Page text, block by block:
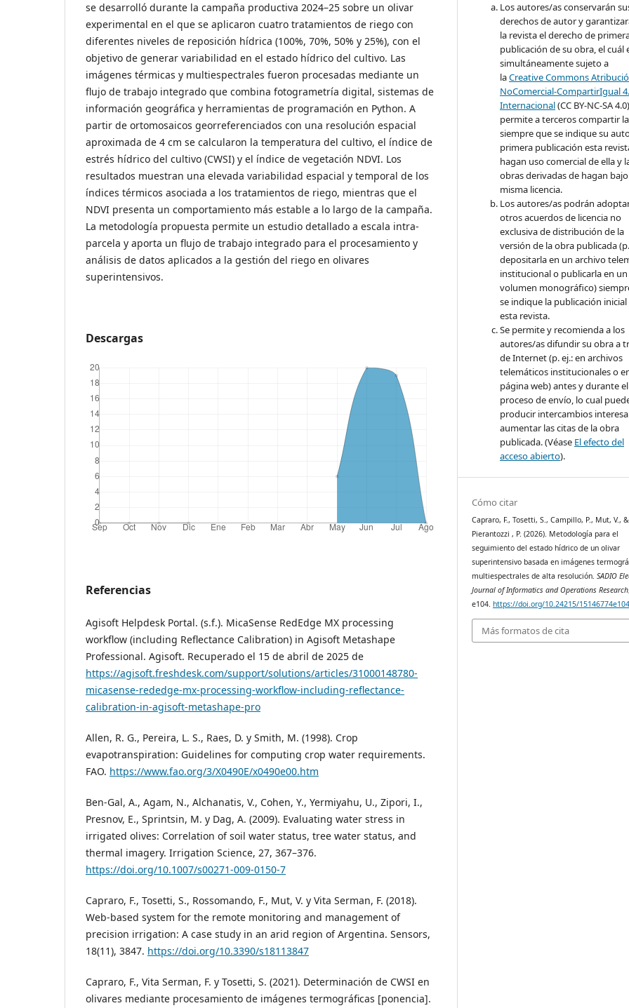
se desarrolló durante la campaña productiva 2024–25 sobre un olivar
experimental en el que se aplicaron cuatro tratamientos de riego con
diferentes niveles de reposición hídrica (100%, 70%, 50% y 25%), con el
objetivo de generar variabilidad en el estado hídrico del cultivo. Las
imágenes térmicas y multiespectrales fueron procesadas mediante un
flujo de trabajo integrado que combina fotogrametría digital, sistemas de
información geográfica y herramientas de programación en Python. A
partir de ortomosaicos georreferenciados con una resolución espacial
aproximada de 4 cm se calcularon la temperatura del cultivo, el índice de
estrés hídrico del cultivo (CWSI) y el índice de vegetación NDVI. Los
resultados muestran una elevada variabilidad espacial y temporal de los
índices térmicos asociada a los tratamientos de riego, mientras que el
NDVI presenta un comportamiento más estable a lo largo de la campaña.
La metodología propuesta permite un estudio detallado a escala intra-
parcela y aporta un flujo de trabajo integrado para el procesamiento y
análisis de datos aplicados a la gestión del riego en olivares
superintensivos.
Descargas
Referencias
Agisoft Helpdesk Portal. (s.f.). MicaSense RedEdge MX processing
workflow (including Reflectance Calibration) in Agisoft Metashape
Professional. Agisoft. Recuperado el 15 de abril de 2025 de
https://agisoft.freshdesk.com/support/solutions/articles/31000148780-
micasense-rededge-mx-processing-workflow-including-reflectance-
calibration-in-agisoft-metashape-pro
Allen, R. G., Pereira, L. S., Raes, D. y Smith, M. (1998). Crop
evapotranspiration: Guidelines for computing crop water requirements.
FAO. https://www.fao.org/3/X0490E/x0490e00.htm
Ben-Gal, A., Agam, N., Alchanatis, V., Cohen, Y., Yermiyahu, U., Zipori, I.,
Presnov, E., Sprintsin, M. y Dag, A. (2009). Evaluating water stress in
irrigated olives: Correlation of soil water status, tree water status, and
thermal imagery. Irrigation Science, 27, 367–376.
https://doi.org/10.1007/s00271-009-0150-7
Capraro, F., Tosetti, S., Rossomando, F., Mut, V. y Vita Serman, F. (2018).
Web-based system for the remote monitoring and management of
precision irrigation: A case study in an arid region of Argentina. Sensors,
18(11), 3847. https://doi.org/10.3390/s18113847
Capraro, F., Vita Serman, F. y Tosetti, S. (2021). Determinación de CWSI en
olivares mediante procesamiento de imágenes termográficas [ponencia].
Los autores/as conservarán
derechos de autor y
la revista el derecho de
publicación de su obra, el cuál
simultáneamente sujeto a
laCreative Commons
NoComercial-CompartirIgual
Internacional(CC BY-NC-SA
permite a terceros compartir
siempre que se indique su
primera publicación esta
hagan uso comercial de ella y
obras derivadas de hagan
misma licencia.
Los autores/as podrán
otros acuerdos de licencia no
exclusiva de distribución de la
versión de la obra publicada
depositarla en un archivo
institucional o publicarla en un
volumen monográfico)
se indique la publicación inicial
esta revista.
Se permite y recomienda a los
autores/as difundir su obra a
de Internet (p. ej.: en archivos
telemáticos institucionales o
página web) antes y durante el
proceso de envío, lo cual
producir intercambios
aumentar las citas de la obra
publicada. (Véase El efecto del
acceso abierto).
Cómo citar
Capraro, F., Tosetti, S., Campillo, P., Mut, V., &
Pierantozzi , P. (2026). Metodología para el
seguimiento del estado hídrico de un olivar
superintensivo basada en imágenes
multiespectrales de alta resolución.SADIO
Journal of Informatics and Operations Research
e104.https://doi.org/10.24215/
Más formatos de cita